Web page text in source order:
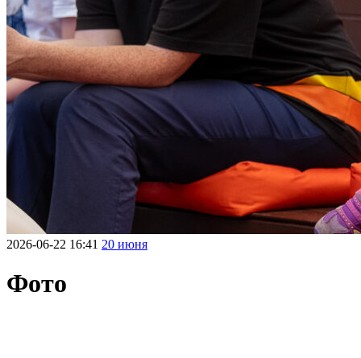
2026-06-22 16:41 20 июня
Фото